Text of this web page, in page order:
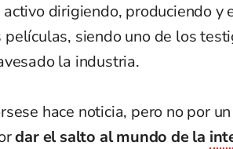
dirigiendo, produciendo y
películas, siendo uno de los
la industria.
hace noticia, pero no por
dar el salto al mundo de la